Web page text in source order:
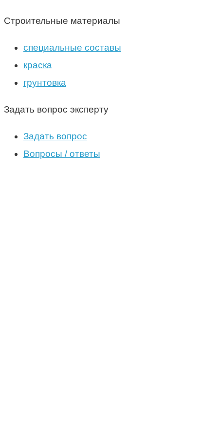
Строительные материалы
специальные составы
краска
грунтовка
Задать вопрос эксперту
Задать вопрос
Вопросы / ответы